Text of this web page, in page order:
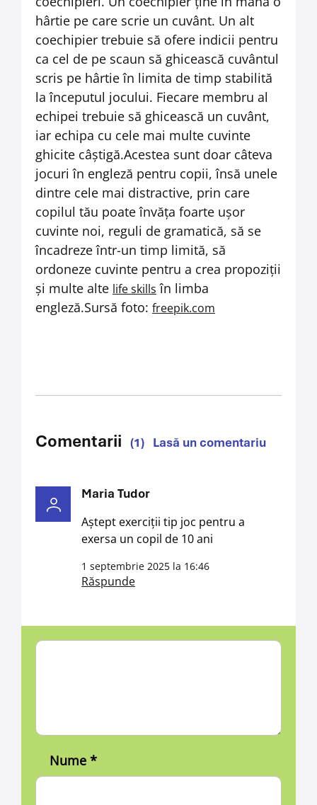
hârtie pe care scrie un cuvânt. Un alt
coechipier trebuie să ofere indicii pentru
ca cel de pe scaun să ghicească cuvântul
scris pe hârtie în limita de timp stabilită
la începutul jocului. Fiecare membru al
echipei trebuie să ghicească un cuvânt,
iar echipa cu cele mai multe cuvinte
ghicite câștigă.Acestea sunt doar câteva
jocuri în engleză pentru copii, însă unele
dintre cele mai distractive, prin care
copilul tău poate învăța foarte ușor
cuvinte noi, reguli de gramatică, să se
încadreze într-un timp limită, să
ordoneze cuvinte pentru a crea propoziții
și multe alte life skills în limba
engleză.Sursă foto: freepik.com
Comentarii (1) Lasă un comentariu
Maria Tudor
Aștept exerciții tip joc pentru a
exersa un copil de 10 ani
1 septembrie 2025 la 16:46
Răspunde
Nume *